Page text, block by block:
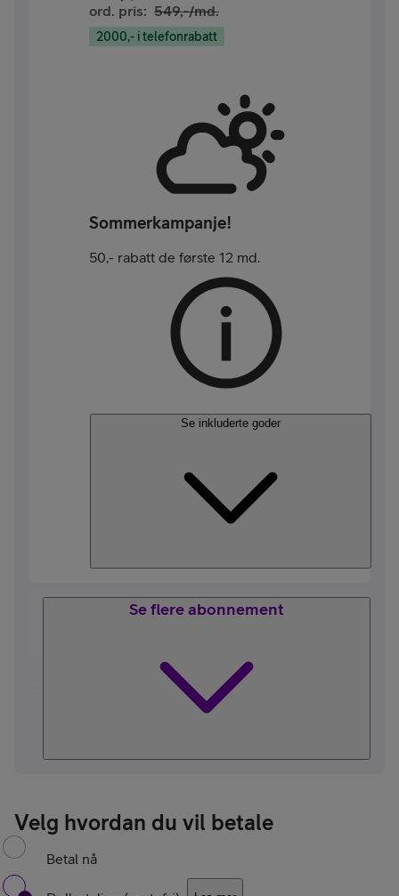
ord. pris: 549,-/md.
2000,- i telefonrabatt
Sommerkampanje!
50,- rabatt de første 12 md.
Se inkluderte goder
Se flere abonnement
Velg hvordan du vil betale
Betal nå